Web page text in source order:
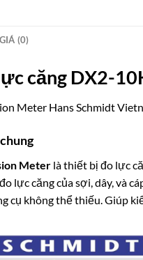
(0)
căng DX2-
Meter Hans Schmidt
Meter là thiết bị đo lực
lực căng của sợi, dây, và
cụ không thể thiếu. Giúp